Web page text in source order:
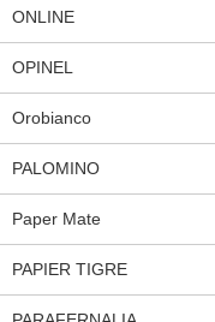
ONLINE
OPINEL
Orobianco
PALOMINO
Paper Mate
PAPIER TIGRE